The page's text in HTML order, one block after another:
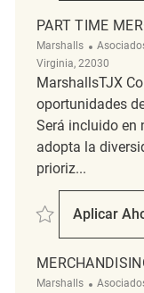
PART TIME
Marshalls Categoría
Virginia, 22030
MarshallsTJX
oportunidades
Será incluido en
adopta la
prioriz...
Salvar Part time
Aplicar
Marshalls Categoría